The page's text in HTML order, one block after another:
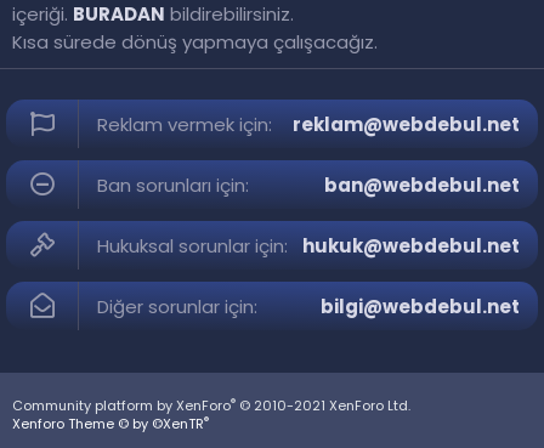
içeriği. BURADAN bildirebilirsiniz.
Kısa sürede dönüş yapmaya çalışacağız.
Reklam vermek için: reklam@webdebul.net
Ban sorunları için: ban@webdebul.net
Hukuksal sorunlar için: hukuk@webdebul.net
Diğer sorunlar için: bilgi@webdebul.net
Community platform by XenForo® © 2010-2021 XenForo Ltd.
Xenforo Theme © by ©XenTR®